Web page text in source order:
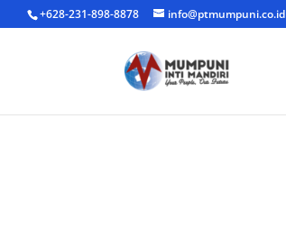
+628-231-898-8878 info@ptmumpuni.co.id